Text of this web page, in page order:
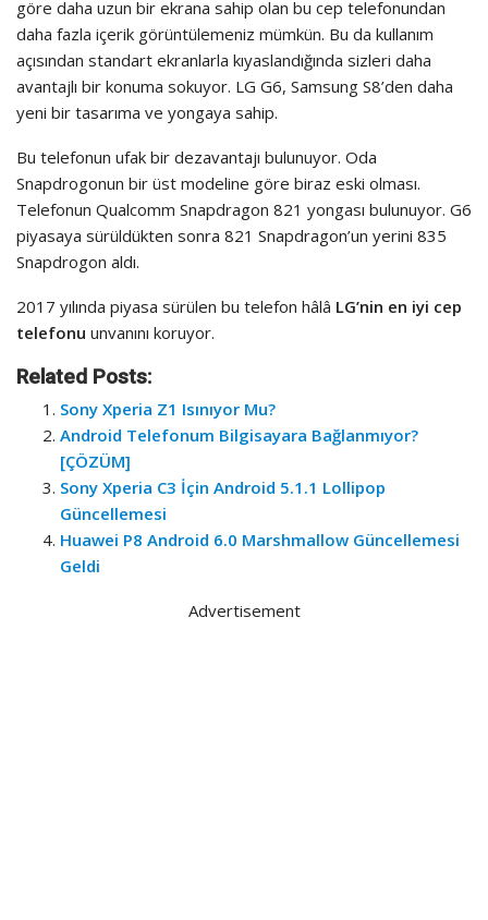
göre daha uzun bir ekrana sahip olan bu cep telefonundan
daha fazla içerik görüntülemeniz mümkün. Bu da kullanım
açısından standart ekranlarla kıyaslandığında sizleri daha
avantajlı bir konuma sokuyor. LG G6, Samsung S8’den daha
yeni bir tasarıma ve yongaya sahip.
Bu telefonun ufak bir dezavantajı bulunuyor. Oda
Snapdrogonun bir üst modeline göre biraz eski olması.
Telefonun Qualcomm Snapdragon 821 yongası bulunuyor. G6
piyasaya sürüldükten sonra 821 Snapdragon’un yerini 835
Snapdrogon aldı.
2017 yılında piyasa sürülen bu telefon hâlâ LG’nin en iyi cep
telefonu unvanını koruyor.
Related Posts:
Sony Xperia Z1 Isınıyor Mu?
Android Telefonum Bilgisayara Bağlanmıyor?
[ÇÖZÜM]
Sony Xperia C3 İçin Android 5.1.1 Lollipop
Güncellemesi
Huawei P8 Android 6.0 Marshmallow Güncellemesi
Geldi
Advertisement